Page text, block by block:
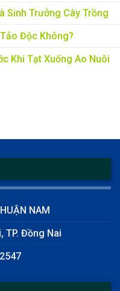
Sinh Trưởng Cây Trồng
Độc Không?
Khi Tạt Xuống Ao Nuôi
NAM
TP. Đồng Nai